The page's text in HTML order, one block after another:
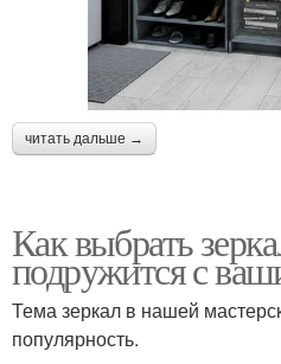
читать дальше →
Как выбрать
подружится с
Тема зеркал в нашей
популярность.